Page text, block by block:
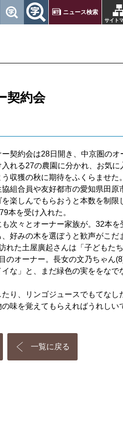
サイト
ニュース検索
契約会
契約会は28日開き、中京圏のオ
れる27の農園に分かれ、お気に
収獲の秋に期待をふくらませた。
組合員や友好都市の愛知県田原
楽しんでもらおうと本数を制限
本を受け入れた。
次々とオーナー家族が。32本を
好みの木を選ぼうと歓声がこだ
れた土屋廣起さんは「子どもた
のオーナー。長女の文乃ちゃん
な」と、まだ緑色の実ををなで
り、リンゴジュースでもてな
味を覚えてもらえればうれしい
一覧に戻る